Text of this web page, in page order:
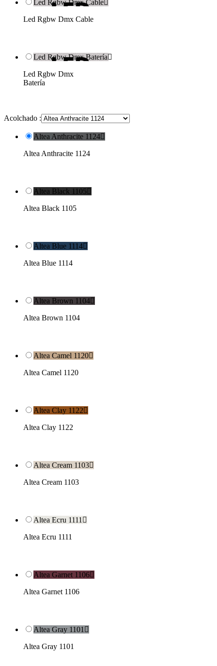
Led Rgbw Dmx Cable
Led Rgbw Dmx Cable
Led Rgbw Dmx Batería
Led Rgbw Dmx
Batería
Acolchado :
Altea Anthracite 1124
Altea Anthracite 1124
Altea Black 1105
Altea Black 1105
Altea Blue 1114
Altea Blue 1114
Altea Brown 1104
Altea Brown 1104
Altea Camel 1120
Altea Camel 1120
Altea Clay 1122
Altea Clay 1122
Altea Cream 1103
Altea Cream 1103
Altea Ecru 1111 
Altea Ecru 1111
Altea Garnet 1106
Altea Garnet 1106
Altea Gray 1101 
Altea Gray 1101